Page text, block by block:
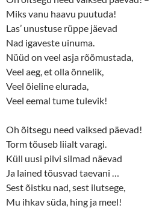
Miks vanu haavu puutuda!
Las’ unustuse rüppe jäevad
Nad igaveste uinuma.
Nüüd on veel asja rõõmustada,
Veel aeg, et olla õnnelik,
Veel õieline elurada,
Veel eemal tume tulevik!
Oh õitsegu need vaiksed päevad!
Torm tõuseb liialt varagi.
Küll uusi pilvi silmad näevad
Ja lained tõusvad taevani …
Sest õistku nad, sest ilutsege,
Mu ihkav süda, hing ja meel!